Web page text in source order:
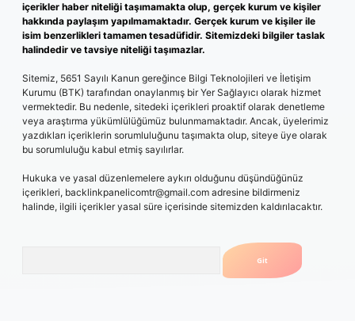
içerikler haber niteliği taşımamakta olup, gerçek kurum ve kişiler
hakkında paylaşım yapılmamaktadır. Gerçek kurum ve kişiler ile
isim benzerlikleri tamamen tesadüfidir. Sitemizdeki bilgiler taslak
halindedir ve tavsiye niteliği taşımazlar.
Sitemiz, 5651 Sayılı Kanun gereğince Bilgi Teknolojileri ve İletişim
Kurumu (BTK) tarafından onaylanmış bir Yer Sağlayıcı olarak hizmet
vermektedir. Bu nedenle, sitedeki içerikleri proaktif olarak denetleme
veya araştırma yükümlülüğümüz bulunmamaktadır. Ancak, üyelerimiz
yazdıkları içeriklerin sorumluluğunu taşımakta olup, siteye üye olarak
bu sorumluluğu kabul etmiş sayılırlar.
Hukuka ve yasal düzenlemelere aykırı olduğunu düşündüğünüz
içerikleri, backlinkpanelicomtr@gmail.com adresine bildirmeniz
halinde, ilgili içerikler yasal süre içerisinde sitemizden kaldırılacaktır.